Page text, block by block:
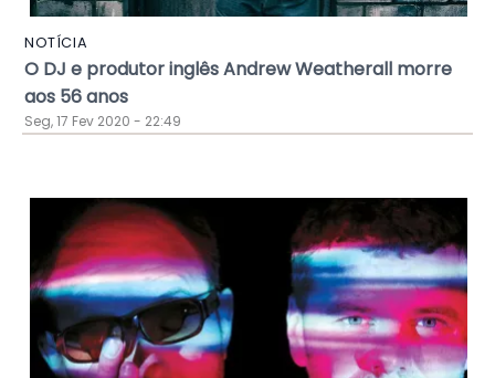
NOTÍCIA
O DJ e produtor inglês Andrew Weatherall morre
aos 56 anos
Seg, 17 Fev 2020 - 22:49